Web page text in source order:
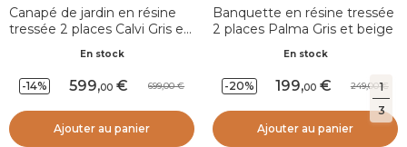
1
3
Canapé de jardin en résine
tressée 2 places Calvi Gris et
En stock
-14% 599,00 699,00
Ajouter au panier
Banquette en résine tressée
2 places Palma Gris et beige
En stock
-20% 199,00 249,00
Ajouter au panier